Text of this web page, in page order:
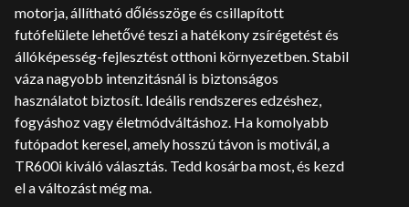
motorja, állítható dőlésszöge és csillapított
futófelülete lehetővé teszi a hatékony zsírégetést és
állóképesség-fejlesztést otthoni környezetben. Stabil
váza nagyobb intenzitásnál is biztonságos
használatot biztosít. Ideális rendszeres edzéshez,
fogyáshoz vagy életmódváltáshoz. Ha komolyabb
futópadot keresel, amely hosszú távon is motivál, a
TR600i kiváló választás. Tedd kosárba most, és kezd
el a változást még ma.